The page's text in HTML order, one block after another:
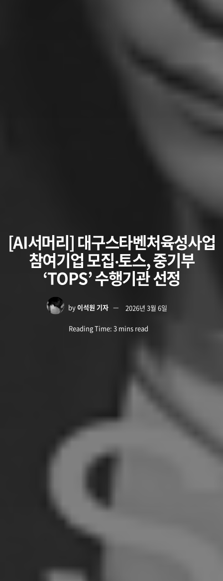
[AI서머리] 대구스타벤처육성사업
참여기업 모집‧토스, 중기부
‘TOPS’ 수행기관 선정
by 이석원 기자 2026년 3월 6일
Reading Time: 3 mins read